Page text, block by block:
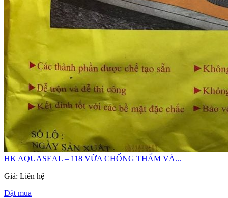
HK AQUASEAL – 118 VỮA CHỐNG THẤM VÀ...
Giá: Liên hệ
Đặt mua